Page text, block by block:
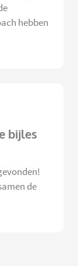
hebben
bijles
de